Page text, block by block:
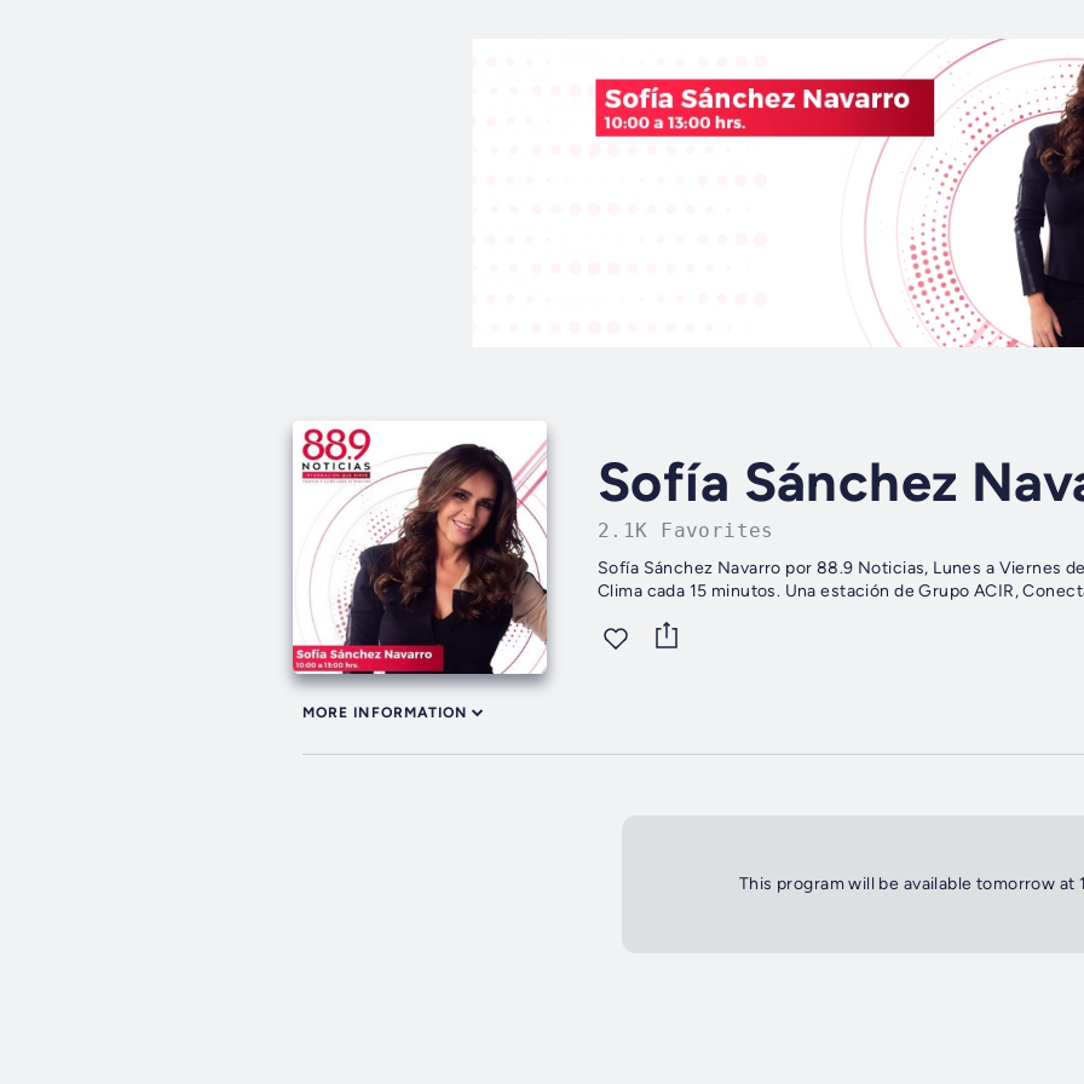
Sofía Sánchez
2.1K Favorites
Sofía Sánchez Navarro por 88.9 Noticias, Lunes a Viernes de 10 AM a 1 PM. 88.9 Noticias,
Clima cada 15 minutos. Una estación de Grupo ACIR,
MORE INFORMATION
This program will be available tomorrow at